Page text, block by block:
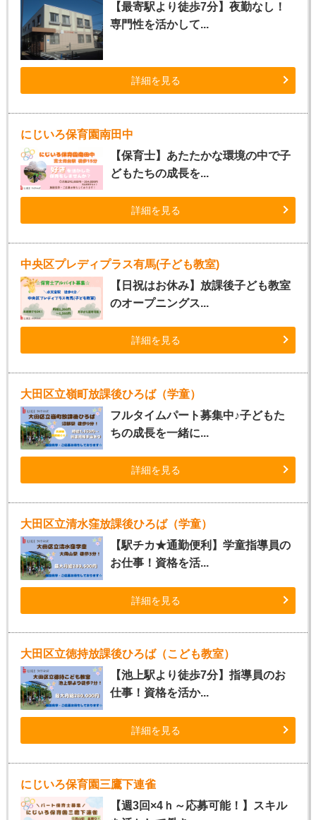
【最寄駅より徒歩7分】夜勤なし！
専門性を活かして...
詳細を見る
にじいろ保育園南田中
【保育士】あたたかな環境の中で子
どもたちの成長を...
詳細を見る
中央区プレディプラス有馬(子ども教室)
【日祝はお休み】放課後子ども教室
のオープニングス...
詳細を見る
大田区立嶺町放課後ひろば（学童）
フルタイムパート募集中♪子どもた
ちの成長を一緒に...
詳細を見る
大田区立清水窪放課後ひろば（学童）
【駅チカ★通勤便利】学童指導員の
お仕事！資格を活...
詳細を見る
大田区立徳持放課後ひろば（こども教室）
【池上駅より徒歩7分】指導員のお
仕事！資格を活か...
詳細を見る
にじいろ保育園三鷹下連雀
【週3回×4ｈ～応募可能！】スキル